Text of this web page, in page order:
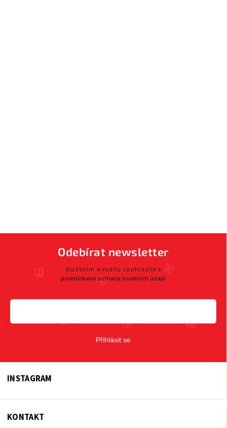
Odebírat newsletter
Vložením e-mailu souhlasíte s
podmínkami ochrany osobních údajů
Přihlásit se
INSTAGRAM
KONTAKT